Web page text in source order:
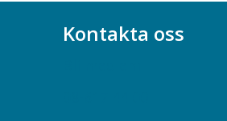
Kontakta oss